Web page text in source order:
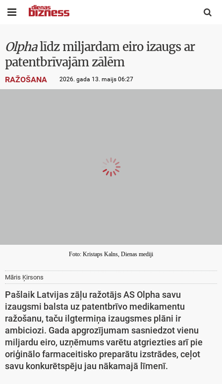
 
Olphalīdz miljardam eiro izaugs ar
patentbrīvajām zālēm
RAŽOŠANA 2026. gada 13. maijs 06:27
Foto: Kristaps Kalns, Dienas mediji
Māris Ķirsons
Pašlaik Latvijas zāļu ražotājs AS Olpha savu
izaugsmi balsta uz patentbrīvo medikamentu
ražošanu, taču ilgtermiņa izaugsmes plāni ir
ambiciozi. Gada apgrozījumam sasniedzot vienu
miljardu eiro, uzņēmums varētu atgriezties arī pie
oriģinālo farmaceitisko preparātu izstrādes, ceļot
savu konkurētspēju jau nākamajā līmenī.